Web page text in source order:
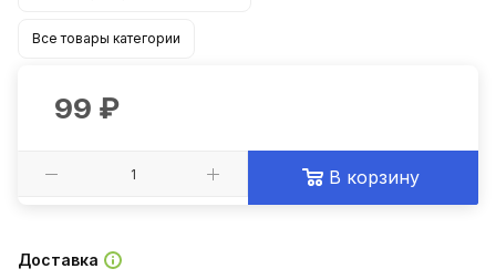
Все товары категории
99 ₽
В корзину
Доставка